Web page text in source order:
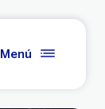
Menú